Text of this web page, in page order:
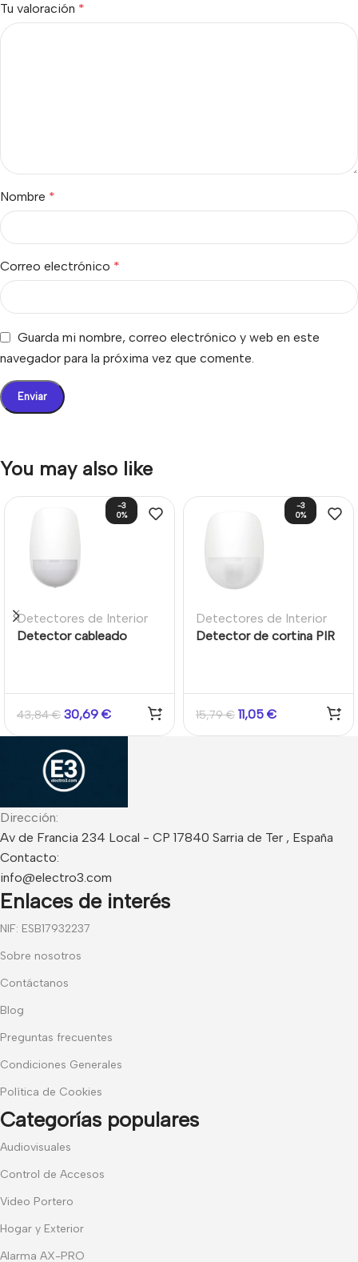
Tu valoración *
Nombre *
Correo electrónico *
Guarda mi nombre, correo electrónico y web en este
navegador para la próxima vez que comente.
You may also like
-3
0%
Detectores de Interior
Detector cableado
mascotas 30kg
Resistencias EOL
Hikvision
43,84€ 30,69 €
-3
0%
Detectores de Interior
Detector de cortina PIR
2 Hikvision
15,79€ 11,05 €
Dirección:
Av de Francia 234 Local - CP 17840 Sarria de Ter , España
Contacto:
info@electro3.com
Enlaces de interés
NIF: ESB17932237
Sobre nosotros
Contáctanos
Blog
Preguntas frecuentes
Condiciones Generales
Política de Cookies
Categorías populares
Audiovisuales
Control de Accesos
Video Portero
Hogar y Exterior
Alarma AX-PRO